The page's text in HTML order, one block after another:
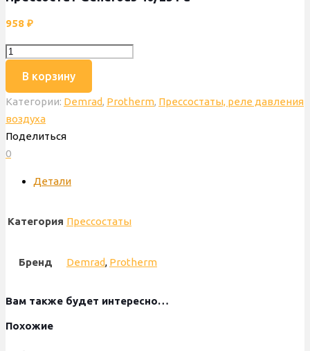
958 ₽
Количество
Прессостат
Generous
40/25
Pa
В корзину
Категории: Demrad, Protherm, Прессостаты, реле давления
воздуха
Поделиться
0
Детали
Категория Прессостаты
Бренд Demrad, Protherm
Вам также будет интересно…
Похожие